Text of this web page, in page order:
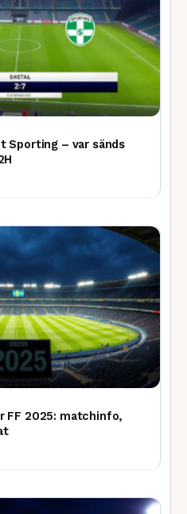
Sporting – var sänds
FF 2025: matchinfo,